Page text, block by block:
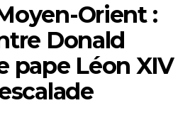
Orient :
Donald
pape Léon XIV